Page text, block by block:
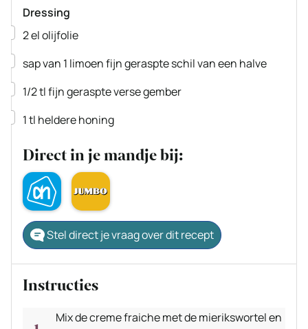
Dressing
▢
2elolijfolie
▢
sap van 1 limoenfijn geraspte schil van een halve
▢
1/2tlfijn geraspte verse gember
▢
1tl heldere honing
Direct in je mandje bij:
Stel direct je vraag over dit recept
Instructies
Mix de creme fraiche met de mierikswortel en